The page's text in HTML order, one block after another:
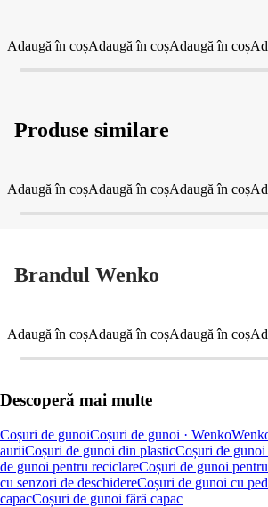
Adaugă în coșAdaugă în coșAdaugă în coș
Produse similare
Adaugă în coșAdaugă în coșAdaugă în coș
Brandul Wenko
Adaugă în coșAdaugă în coșAdaugă în coș
Descoperă mai multe
Coșuri de gunoiCoșuri de gunoi · Wenko
auriiCoșuri de gunoi din plasticCoșuri de
de gunoi pentru reciclareCoșuri de gunoi
cu senzori de deschidereCoșuri de gunoi cu
capacCoșuri de gunoi fără capac